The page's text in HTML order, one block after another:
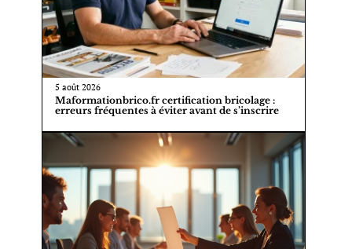
5 août 2026
Maformationbrico.fr certification bricolage :
erreurs fréquentes à éviter avant de s’inscrire